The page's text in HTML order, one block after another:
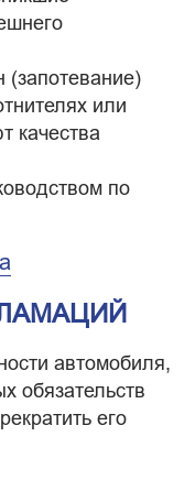
(запотевание)
или
качества
по
автомобиля,
обязательств
его